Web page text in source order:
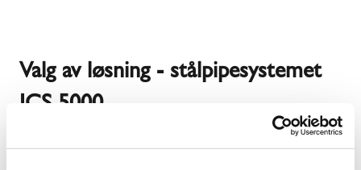
Valg av løsning - stålpipesystemet
ICS 5000